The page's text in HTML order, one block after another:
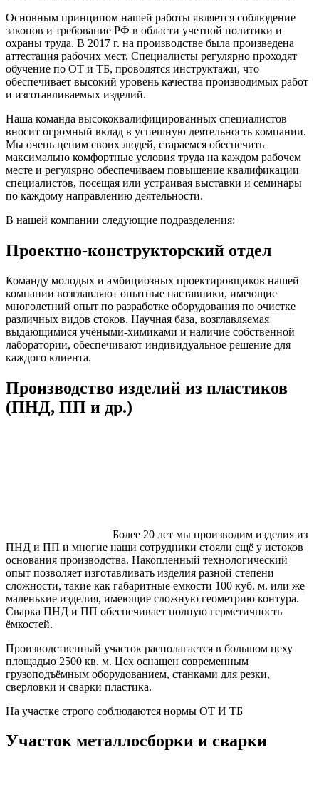
Основным принципом нашей работы является соблюдение
законов и требование РФ в области учетной политики и
охраны труда. В 2017 г. на производстве была произведена
аттестация рабочих мест. Специалисты регулярно проходят
обучение по ОТ и ТБ, проводятся инструктажи, что
обеспечивает высокий уровень качества производимых работ
и изготавливаемых изделий.
Наша команда высококвалифицированных специалистов
вносит огромный вклад в успешную деятельность компании.
Мы очень ценим своих людей, стараемся обеспечить
максимально комфортные условия труда на каждом рабочем
месте и регулярно обеспечиваем повышение квалификации
специалистов, посещая или устраивая выставки и семинары
по каждому направлению деятельности.
В нашей компании следующие подразделения:
Проектно-конструкторский отдел
Команду молодых и амбициозных проектировщиков нашей
компании возглавляют опытные наставники, имеющие
многолетний опыт по разработке оборудования по очистке
различных видов стоков. Научная база, возглавляемая
выдающимися учёными-химиками и наличие собственной
лаборатории, обеспечивают индивидуальное решение для
каждого клиента.
Производство изделий из пластиков
(ПНД, ПП и др.)
Более 20 лет мы производим изделия из
ПНД и ПП и многие наши сотрудники стояли ещё у истоков
основания производства. Накопленный технологический
опыт позволяет изготавливать изделия разной степени
сложности, такие как габаритные емкости 100 куб. м. или же
маленькие изделия, имеющие сложную геометрию контура.
Сварка ПНД и ПП обеспечивает полную герметичность
ёмкостей.
Производственный участок располагается в большом цеху
площадью 2500 кв. м. Цех оснащен современным
грузоподъёмным оборудованием, станками для резки,
сверловки и сварки пластика.
На участке строго соблюдаются нормы ОТ И ТБ
Участок металлосборки и сварки